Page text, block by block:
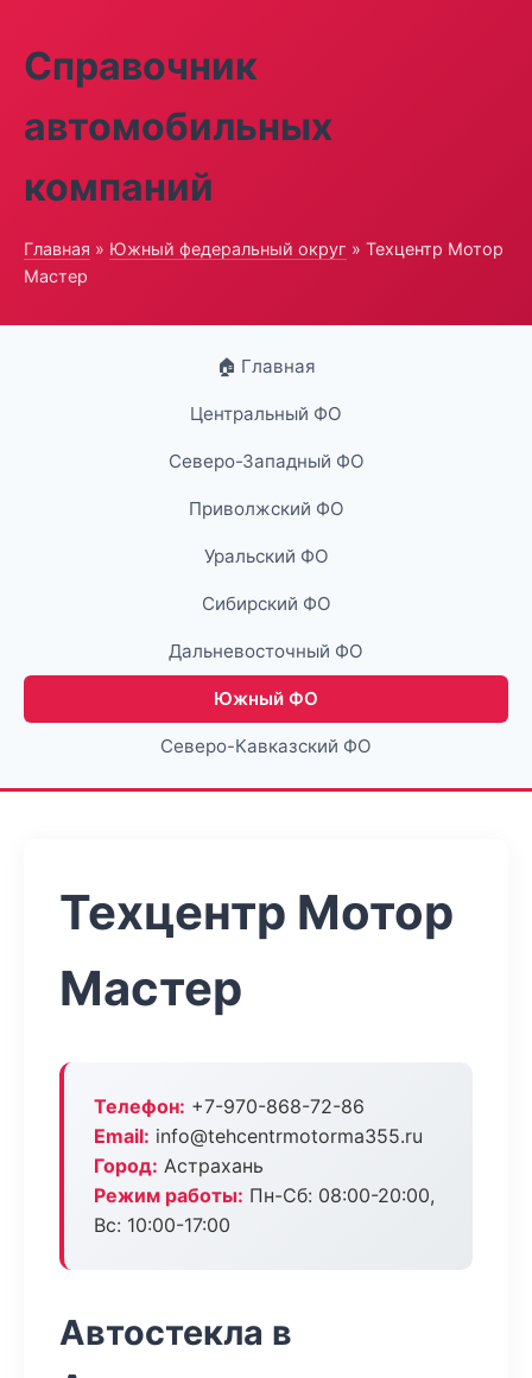
Справочник
автомобильных
компаний
Главная » Южный федеральный округ » Техцентр Мотор
Мастер
🏠 Главная
Центральный ФО
Северо-Западный ФО
Приволжский ФО
Уральский ФО
Сибирский ФО
Дальневосточный ФО
Южный ФО
Северо-Кавказский ФО
Техцентр Мотор
Мастер
Телефон: +7-970-868-72-86
Email: info@tehcentrmotorma355.ru
Город: Астрахань
Режим работы: Пн-Сб: 08:00-20:00,
Вс: 10:00-17:00
Автостекла в